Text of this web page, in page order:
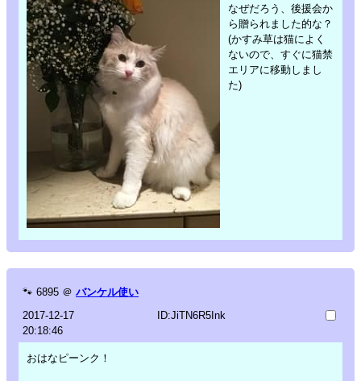
なぜだろう、後援会か
ら贈られました的な？
(かすみ草は猫によく
ないので、すぐに猫禁
エリアに移動しまし
た)
🐾 6895 ＠ バンケル使い
2017-12-17
20:18:46
ID:JiTN6R5Ink
おはなピーンク！